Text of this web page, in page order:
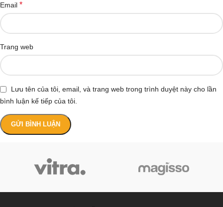
Email *
Trang web
Lưu tên của tôi, email, và trang web trong trình duyệt này cho lần
bình luận kế tiếp của tôi.